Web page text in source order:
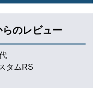
らのレビュー
タムRS